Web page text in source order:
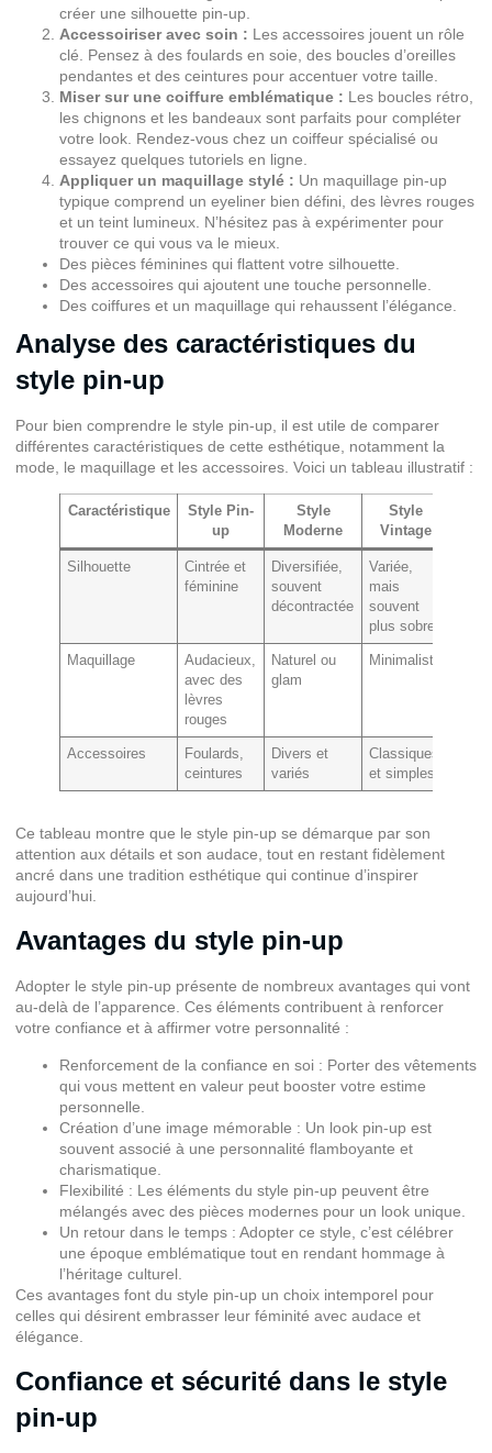
créer une silhouette pin-up.
Accessoiriser avec soin : Les accessoires jouent un rôle
clé. Pensez à des foulards en soie, des boucles d’oreilles
pendantes et des ceintures pour accentuer votre taille.
Miser sur une coiffure emblématique : Les boucles rétro,
les chignons et les bandeaux sont parfaits pour compléter
votre look. Rendez-vous chez un coiffeur spécialisé ou
essayez quelques tutoriels en ligne.
Appliquer un maquillage stylé : Un maquillage pin-up
typique comprend un eyeliner bien défini, des lèvres rouges
et un teint lumineux. N’hésitez pas à expérimenter pour
trouver ce qui vous va le mieux.
Des pièces féminines qui flattent votre silhouette.
Des accessoires qui ajoutent une touche personnelle.
Des coiffures et un maquillage qui rehaussent l’élégance.
Analyse des caractéristiques du
style pin-up
Pour bien comprendre le style pin-up, il est utile de comparer
différentes caractéristiques de cette esthétique, notamment la
mode, le maquillage et les accessoires. Voici un tableau illustratif :
Caractéristique
Style Pin-
up
Style
Moderne
Style
Vintage
Silhouette
Cintrée et
féminine
Diversifiée,
souvent
décontractée
Variée,
mais
souvent
plus sobre
Maquillage
Audacieux,
avec des
lèvres
rouges
Naturel ou
glam
Minimaliste
Accessoires
Foulards,
ceintures
Divers et
variés
Classiques
et simples
Ce tableau montre que le style pin-up se démarque par son
attention aux détails et son audace, tout en restant fidèlement
ancré dans une tradition esthétique qui continue d’inspirer
aujourd’hui.
Avantages du style pin-up
Adopter le style pin-up présente de nombreux avantages qui vont
au-delà de l’apparence. Ces éléments contribuent à renforcer
votre confiance et à affirmer votre personnalité :
Renforcement de la confiance en soi : Porter des vêtements
qui vous mettent en valeur peut booster votre estime
personnelle.
Création d’une image mémorable : Un look pin-up est
souvent associé à une personnalité flamboyante et
charismatique.
Flexibilité : Les éléments du style pin-up peuvent être
mélangés avec des pièces modernes pour un look unique.
Un retour dans le temps : Adopter ce style, c’est célébrer
une époque emblématique tout en rendant hommage à
l’héritage culturel.
Ces avantages font du style pin-up un choix intemporel pour
celles qui désirent embrasser leur féminité avec audace et
élégance.
Confiance et sécurité dans le style
pin-up